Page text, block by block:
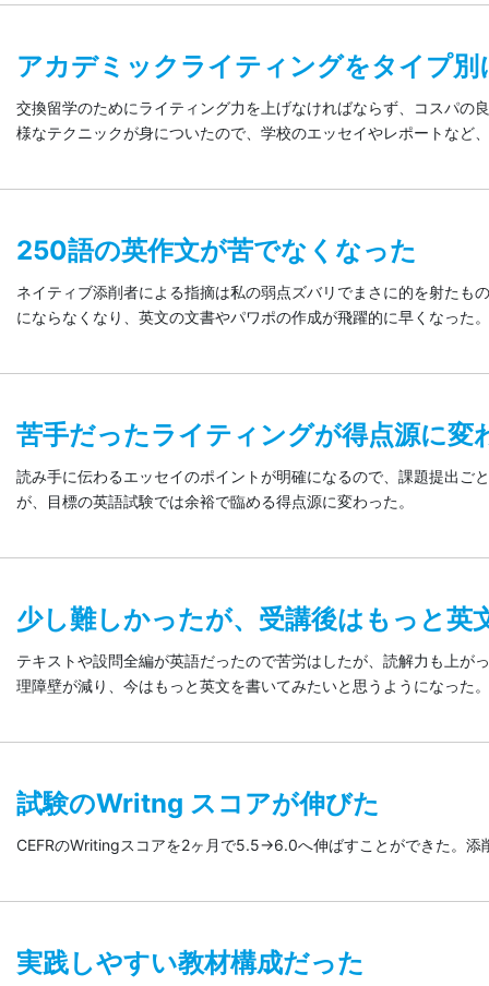
アカデミックライティングをタイプ別
交換留学のためにライティング力を上げなければならず、コスパの
様なテクニックが身についたので、学校のエッセイやレポートなど
250語の英作文が苦でなくなった
ネイティブ添削者による指摘は私の弱点ズバリでまさに的を射た
にならなくなり、英文の文書やパワポの作成が飛躍的に早くなった
苦手だったライティングが得点源に変
読み手に伝わるエッセイのポイントが明確になるので、課題提出ご
が、目標の英語試験では余裕で臨める得点源に変わった。
少し難しかったが、受講後はもっと英
テキストや設問全編が英語だったので苦労はしたが、読解力も上
理障壁が減り、今はもっと英文を書いてみたいと思うようになった。
試験のWritng スコアが伸びた
CEFRのWritingスコアを2ヶ月で5.5→6.0へ伸ばすことができた。添
実践しやすい教材構成だった